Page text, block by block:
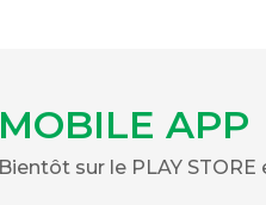
MOBILE APP
Bientôt sur le PLAY STORE